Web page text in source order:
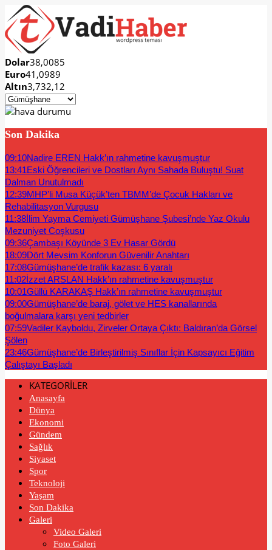
Dolar38,0085
Euro41,0989
Altın3,732,12
Son Dakika
09:10Nadire EREN Hakk’ın rahmetine kavuşmuştur
13:41Eski Öğrencileri ve Dostları Aynı Sahada Buluştu! Suat
Dalman Unutulmadı
12:39MHP’li Musa Küçük’ten TBMM’de Çocuk Hakları ve
Rehabilitasyon Vurgusu
11:38İlim Yayma Cemiyeti Gümüşhane Şubesi’nde Yaz Okulu
Mezuniyet Coşkusu
09:36Çambaşı Köyünde 3 Ev Hasar Gördü
18:09Dört Mevsim Konforun Güvenilir Anahtarı
17:08Gümüşhane’de trafik kazası: 6 yaralı
11:02İzzet ARSLAN Hakk’ın rahmetine kavuşmuştur
10:01Güllü KARAKAŞ Hakk’ın rahmetine kavuşmuştur
09:00Gümüşhane’de baraj, gölet ve HES kanallarında
boğulmalara karşı yeni tedbirler
07:59Vadiler Kayboldu, Zirveler Ortaya Çıktı: Baldıran’da Görsel
Şölen
23:46Gümüşhane’de Birleştirilmiş Sınıflar İçin Kapsayıcı Eğitim
Çalıştayı Başladı
KATEGORİLER
Anasayfa
Dünya
Ekonomi
Gündem
Sağlık
Siyaset
Spor
Teknoloji
Yaşam
Son Dakika
Galeri
Video Galeri
Foto Galeri